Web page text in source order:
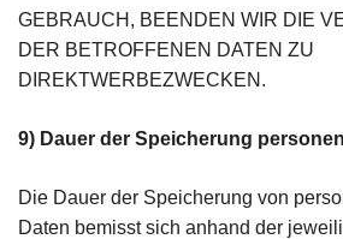
GEBRAUCH, BEENDEN WIR DIE
DER BETROFFENEN DATEN ZU
DIREKTWERBEZWECKEN.
9) Dauer der Speicherung
Die Dauer der Speicherung von
Daten bemisst sich anhand der